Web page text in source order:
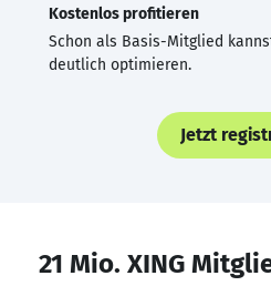
Kostenlos profitieren
Schon als Basis-Mitglied
deutlich optimieren.
Jetzt
21 Mio. XING